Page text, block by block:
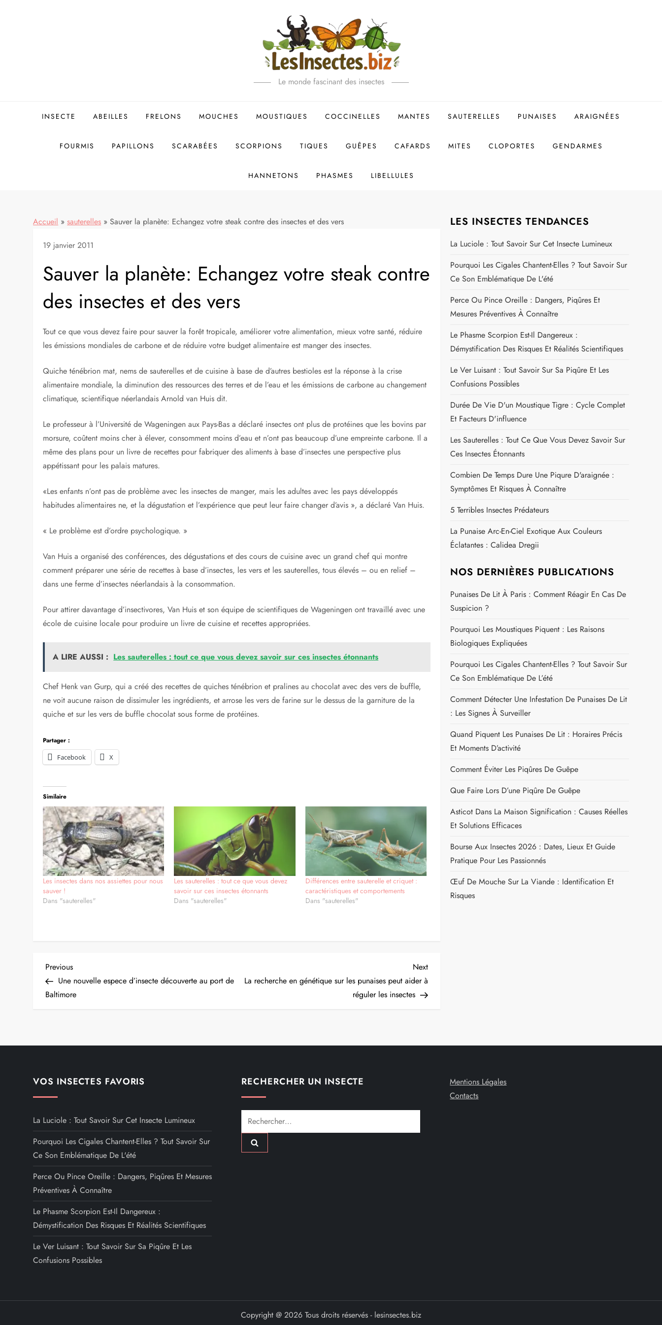
Le monde fascinant des insectes
INSECTE ABEILLES FRELONS MOUCHES MOUSTIQUES COCCINELLES MANTES SAUTERELLES PUNAISES ARAIGNÉES
FOURMIS PAPILLONS SCARABÉES SCORPIONS TIQUES GUÊPES CAFARDS MITES CLOPORTES GENDARMES
HANNETONS PHASMES LIBELLULES
Accueil » sauterelles » Sauver la planète: Echangez votre steak contre des insectes et des vers
19 janvier 2011
Sauver la planète: Echangez votre steak contre
des insectes et des vers
Tout ce que vous devez faire pour sauver la forêt tropicale, améliorer votre alimentation, mieux votre santé, réduire
les émissions mondiales de carbone et de réduire votre budget alimentaire est manger des insectes.
Quiche ténébrion mat, nems de sauterelles et de cuisine à base de d’autres bestioles est la réponse à la crise
alimentaire mondiale, la diminution des ressources des terres et de l’eau et les émissions de carbone au changement
climatique, scientifique néerlandais Arnold van Huis dit.
Le professeur à l’Université de Wageningen aux Pays-Bas a déclaré insectes ont plus de protéines que les bovins par
morsure, coûtent moins cher à élever, consomment moins d’eau et n’ont pas beaucoup d’une empreinte carbone. Il a
même des plans pour un livre de recettes pour fabriquer des aliments à base d’insectes une perspective plus
appétissant pour les palais matures.
«Les enfants n’ont pas de problème avec les insectes de manger, mais les adultes avec les pays développés
habitudes alimentaires ne, et la dégustation et l’expérience que peut leur faire changer d’avis », a déclaré Van Huis.
« Le problème est d’ordre psychologique. »
Van Huis a organisé des conférences, des dégustations et des cours de cuisine avec un grand chef qui montre
comment préparer une série de recettes à base d’insectes, les vers et les sauterelles, tous élevés – ou en relief –
dans une ferme d’insectes néerlandais à la consommation.
Pour attirer davantage d’insectivores, Van Huis et son équipe de scientifiques de Wageningen ont travaillé avec une
école de cuisine locale pour produire un livre de cuisine et recettes appropriées.
A LIRE AUSSI : Les sauterelles : tout ce que vous devez savoir sur ces insectes étonnants
Chef Henk van Gurp, qui a créé des recettes de quiches ténébrion et pralines au chocolat avec des vers de buffle,
ne voit aucune raison de dissimuler les ingrédients, et arrose les vers de farine sur le dessus de la garniture de la
quiche et sur les vers de buffle chocolat sous forme de protéines.
Partager :
Facebook
X
Similaire
Les insectes dans nos assiettes pour nous
sauver !
Dans "sauterelles"
Les sauterelles : tout ce que vous devez
savoir sur ces insectes étonnants
Dans "sauterelles"
Différences entre sauterelle et criquet :
caractéristiques et comportements
Dans "sauterelles"
N
a
i
a
i
o
n
d
e
l
a
Previous
Post
Previous
Une nouvelle espece d’insecte découverte au port de
Baltimore
Next
Post
Next
La recherche en génétique sur les punaises peut aider à
réguler les insectes
LES INSECTES TENDANCES
La Luciole : Tout Savoir Sur Cet Insecte Lumineux
Pourquoi Les Cigales Chantent-Elles ? Tout Savoir Sur
Ce Son Emblématique De L'été
Perce Ou Pince Oreille : Dangers, Piqûres Et
Mesures Préventives À Connaître
Le Phasme Scorpion Est-Il Dangereux :
Démystification Des Risques Et Réalités Scientifiques
Le Ver Luisant : Tout Savoir Sur Sa Piqûre Et Les
Confusions Possibles
Durée De Vie D'un Moustique Tigre : Cycle Complet
Et Facteurs D'influence
Les Sauterelles : Tout Ce Que Vous Devez Savoir Sur
Ces Insectes Étonnants
Combien De Temps Dure Une Piqure D'araignée :
Symptômes Et Risques À Connaître
5 Terribles Insectes Prédateurs
La Punaise Arc-En-Ciel Exotique Aux Couleurs
Éclatantes : Calidea Dregii
NOS DERNIÈRES PUBLICATIONS
Punaises De Lit À Paris : Comment Réagir En Cas De
Suspicion ?
Pourquoi Les Moustiques Piquent : Les Raisons
Biologiques Expliquées
Pourquoi Les Cigales Chantent-Elles ? Tout Savoir Sur
Ce Son Emblématique De L’été
Comment Détecter Une Infestation De Punaises De Lit
: Les Signes À Surveiller
Quand Piquent Les Punaises De Lit : Horaires Précis
Et Moments D’activité
Comment Éviter Les Piqûres De Guêpe
Que Faire Lors D’une Piqûre De Guêpe
Asticot Dans La Maison Signification : Causes Réelles
Et Solutions Efficaces
Bourse Aux Insectes 2026 : Dates, Lieux Et Guide
Pratique Pour Les Passionnés
Œuf De Mouche Sur La Viande : Identification Et
Risques
VOS INSECTES FAVORIS
La Luciole : Tout Savoir Sur Cet Insecte Lumineux
Pourquoi Les Cigales Chantent-Elles ? Tout Savoir Sur
Ce Son Emblématique De L'été
Perce Ou Pince Oreille : Dangers, Piqûres Et Mesures
Préventives À Connaître
Le Phasme Scorpion Est-Il Dangereux :
Démystification Des Risques Et Réalités Scientifiques
Le Ver Luisant : Tout Savoir Sur Sa Piqûre Et Les
Confusions Possibles
RECHERCHER UN INSECTE
Rechercher :
Mentions Légales
Contacts
Copyright @ 2026 Tous droits réservés - lesinsectes.biz